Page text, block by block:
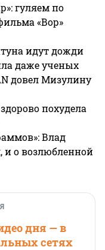
гуляем по
«Вор»
идут дожди
даже ученых
довел Мизулину
похудела
Влад
и о возлюбленной
дня — в
сетях